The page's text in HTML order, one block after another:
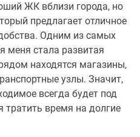
ЖК вблизи города, но
предлагает отличное
Одним из самых
меня стала развитая
находятся магазины,
узлы. Значит,
всегда будет под
тратить время на долгие